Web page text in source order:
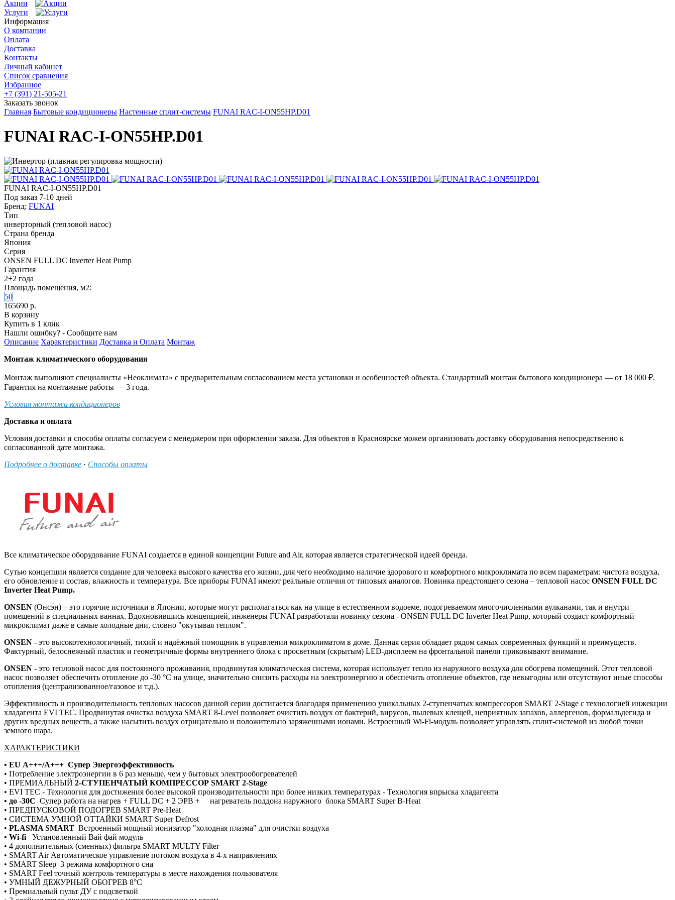
Акции
Услуги
Информация
О компании
Оплата
Доставка
Контакты
Личный кабинет
Список сравнения
Избранное
+7 (391) 21-505-21
Заказать звонок
Главная Бытовые кондиционеры Настенные сплит-системы FUNAI RAC-I-ON55HP.D01
FUNAI RAC-I-ON55HP.D01
FUNAI RAC-I-ON55HP.D01
Под заказ 7-10 дней
Бренд: FUNAI
Тип
инверторный (тепловой насос)
Страна бренда
Япония
Серия
ONSEN FULL DC Inverter Heat Pump
Гарантия
2+2 года
Площадь помещения, м2:
50
165690 р.
В корзину
Купить в 1 клик
Нашли ошибку? - Сообщите нам
Описание Характеристики Доставка и Оплата Монтаж
Монтаж климатического оборудования
Монтаж выполняют специалисты «Неоклимата» с предварительным согласованием места установки и особенностей объекта. Стандартный монтаж бытового кондиционера — от 18 000 ₽.
Гарантия на монтажные работы — 3 года.
Условия монтажа кондиционеров
Доставка и оплата
Условия доставки и способы оплаты согласуем с менеджером при оформлении заказа. Для объектов в Красноярске можем организовать доставку оборудования непосредственно к
согласованной дате монтажа.
Подробнее о доставке · Способы оплаты
Все климатическое оборудование FUNAI создается в единой концепции Future and Air, которая является стратегической идеей бренда.
Сутью концепции является создание для человека высокого качества его жизни, для чего необходимо наличие здорового и комфортного микроклимата по всем параметрам: чистота воздуха,
его обновление и состав, влажность и температура. Все приборы FUNAI имеют реальные отличия от типовых аналогов. Новинка предстоящего сезона – тепловой насос ONSEN FULL DC
Inverter Heat Pump.
ONSEN (Онсэ́н) – это горячие источники в Японии, которые могут располагаться как на улице в естественном водоеме, подогреваемом многочисленными вулканами, так и внутри
помещений в специальных ваннах. Вдохновившись концепцией, инженеры FUNAI разработали новинку сезона - ONSEN FULL DC Inverter Heat Pump, который создаст комфортный
микроклимат даже в самые холодные дни, словно "окутывая теплом".
ONSEN - это высокотехнологичный, тихий и надёжный помощник в управлении микроклиматом в доме. Данная серия обладает рядом самых современных функций и преимуществ.
Фактурный, белоснежный пластик и геометричные формы внутреннего блока с просветным (скрытым) LED-дисплеем на фронтальной панели приковывают внимание.
ONSEN - это тепловой насос для постоянного проживания, продвинутая климатическая система, которая использует тепло из наружного воздуха для обогрева помещений. Этот тепловой
насос позволяет обеспечить отопление до -30 °С на улице, значительно снизить расходы на электроэнергию и обеспечить отопление объектов, где невыгодны или отсутствуют иные способы
отопления (централизованное/газовое и т.д.).
Эффективность и производительность тепловых насосов данной серии достигается благодаря применению уникальных 2-ступенчатых компрессоров SMART 2-Stage с технологией инжекции
хладагента EVI TEC. Продвинутая очистка воздуха SMART 8-Level позволяет очистить воздух от бактерий, вирусов, пылевых клещей, неприятных запахов, аллергенов, формальдегида и
других вредных веществ, а также насытить воздух отрицательно и положительно заряженными ионами. Встроенный Wi-Fi-модуль позволяет управлять сплит-системой из любой точки
земного шара.
ХАРАКТЕРИСТИКИ
• EU А+++/А+++ Супер Энергоэффективность
• Потребление электроэнергии в 6 раз меньше, чем у бытовых электрообогревателей
• ПРЕМИАЛЬНЫЙ 2-СТУПЕНЧАТЫЙ КОМПРЕССОР SMART 2-Stage
• EVI TEC - Технология для достижения более высокой производительности при более низких температурах - Технология впрыска хладагента
• до -30С Супер работа на нагрев + FULL DC + 2 ЭРВ + нагреватель поддона наружного блока SMART Super B-Heat
• ПРЕДПУСКОВОЙ ПОДОГРЕВ SMART Pre-Heat
• СИСТЕМА УМНОЙ ОТТАЙКИ SMART Super Defrost
• PLASMA SMART Встроенный мощный ионизатор "холодная плазма" для очистки воздуха
• Wi-fi Установленный Вай фай модуль
• 4 дополнительных (сменных) фильтра SMART MULTY Filter
• SMART Air Автоматическое управление потоком воздуха в 4-х направлениях
• SMART Sleep 3 режима комфортного сна
• SMART Feel точный контроль температуры в месте нахождения пользователя
• УМНЫЙ ДЕЖУРНЫЙ ОБОГРЕВ 8°C
• Премиальный пульт ДУ с подсветкой